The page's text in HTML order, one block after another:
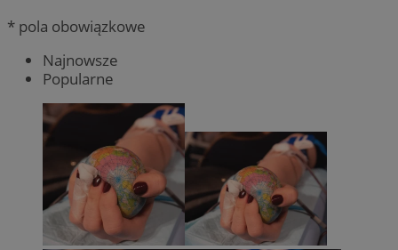
* pola obowiązkowe
Najnowsze
Popularne